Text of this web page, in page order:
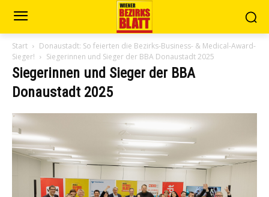
Start
Donaustadt: So feierten die Bezirks-Business- & Medical-Award-
Sieger!
Siegerinnen und Sieger der BBA Donaustadt 2025
Siegerinnen und Sieger der BBA
Donaustadt 2025